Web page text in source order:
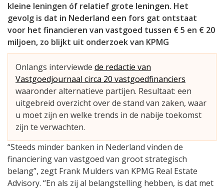
kleine leningen óf relatief grote leningen. Het
gevolg is dat in Nederland een fors gat ontstaat
voor het financieren van vastgoed tussen € 5 en € 20
miljoen, zo blijkt uit onderzoek van KPMG
Onlangs interviewde de redactie van
Vastgoedjournaal circa 20 vastgoedfinanciers
waaronder alternatieve partijen. Resultaat: een
uitgebreid overzicht over de stand van zaken, waar
u moet zijn en welke trends in de nabije toekomst
zijn te verwachten.
“Steeds minder banken in Nederland vinden de
financiering van vastgoed van groot strategisch
belang”, zegt Frank Mulders van KPMG Real Estate
Advisory. “En als zij al belangstelling hebben, is dat met